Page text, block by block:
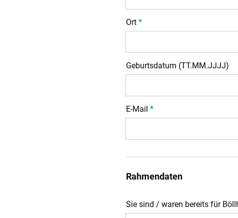
Ort *
Geburtsdatum (TT.MM.JJJJ)
E-Mail *
Rahmendaten
Sie sind / waren bereits für